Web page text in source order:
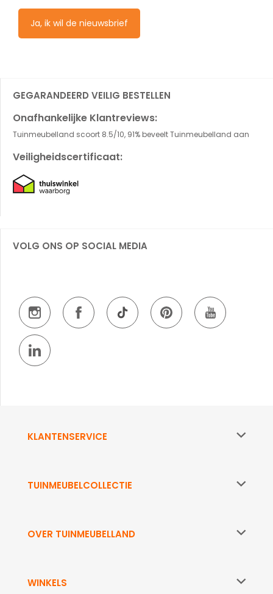
Ja, ik wil de nieuwsbrief
GEGARANDEERD VEILIG BESTELLEN
Onafhankelijke Klantreviews:
Tuinmeubelland scoort 8.5/10, 91% beveelt Tuinmeubelland aan
Veiligheidscertificaat:
VOLG ONS OP SOCIAL MEDIA
KLANTENSERVICE
TUINMEUBELCOLLECTIE
OVER TUINMEUBELLAND
WINKELS